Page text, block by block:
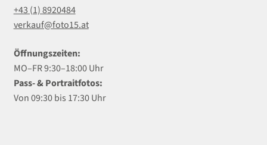
+43 (1) 8920484
verkauf@foto15.at
Öffnungszeiten:
MO–FR 9:30–18:00 Uhr
Pass- & Portraitfotos:
Von 09:30 bis 17:30 Uhr